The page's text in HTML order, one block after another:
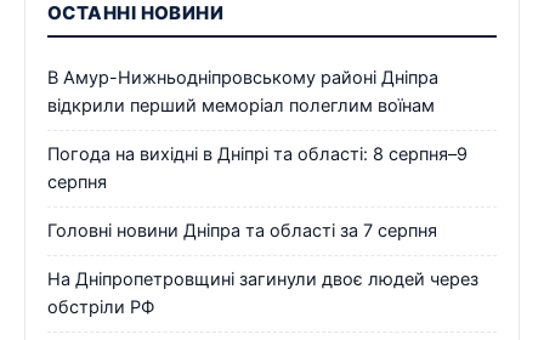
ОСТАННІ НОВИНИ
В Амур-Нижньодніпровському районі Дніпра
відкрили перший меморіал полеглим воїнам
Погода на вихідні в Дніпрі та області: 8 серпня–9
серпня
Головні новини Дніпра та області за 7 серпня
На Дніпропетровщині загинули двоє людей через
обстріли РФ